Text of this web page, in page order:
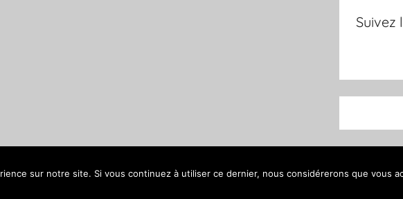
Suivez
sur notre site. Si vous continuez à utiliser ce dernier, nous considérerons que vous